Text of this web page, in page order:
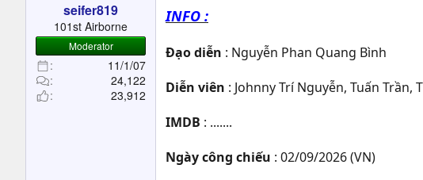
e
r
seifer819
101st Airborne
Moderator
11/1/07
24,122
23,912
INFO :
Đạo diễn : Nguyễn Phan Quang Bình
Diễn viên : Johnny Trí Nguyễn, Tuấn Trần,
IMDB : .......
Ngày công chiếu : 02/09/2026 (VN)